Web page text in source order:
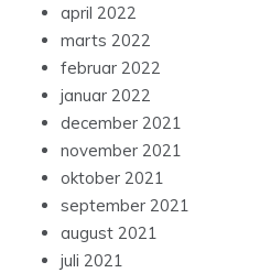
april 2022
marts 2022
februar 2022
januar 2022
december 2021
november 2021
oktober 2021
september 2021
august 2021
juli 2021